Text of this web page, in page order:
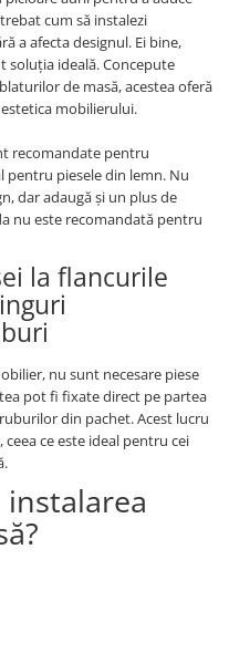
cum să instalezi
a afecta designul. Ei bine,
soluția ideală. Concepute
de masă, acestea oferă
mobilierului.
recomandate pentru
pentru piesele din lemn. Nu
dar adaugă și un plus de
nu este recomandată pentru
la flancurile
nu sunt necesare piese
pot fi fixate direct pe partea
din pachet. Acest lucru
ce este ideal pentru cei
instalarea